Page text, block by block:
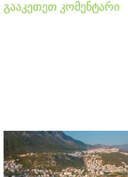
გააკეთეთ კომენტარი